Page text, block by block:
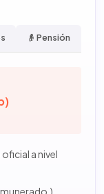
👴 Pensión
a nivel